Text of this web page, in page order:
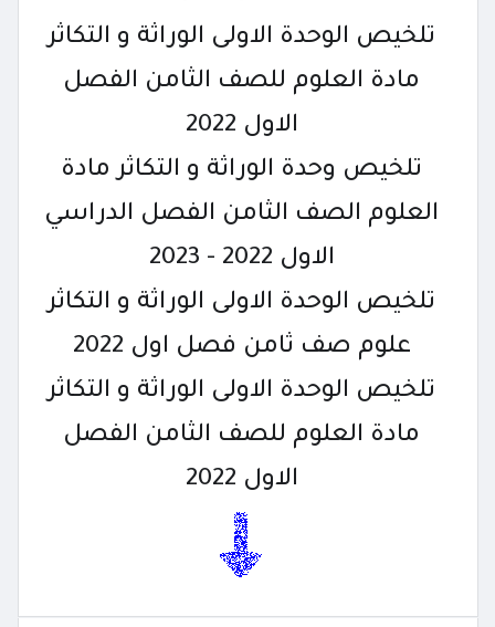
تلخيص الوحدة الاولى الوراثة و التكاثر
مادة العلوم للصف الثامن الفصل
الاول 2022
تلخيص وحدة الوراثة و التكاثر مادة
العلوم الصف الثامن الفصل الدراسي
الاول 2022 - 2023
تلخيص الوحدة الاولى الوراثة و التكاثر
علوم صف ثامن فصل اول 2022
تلخيص الوحدة الاولى الوراثة و التكاثر
مادة العلوم للصف الثامن الفصل
الاول 2022